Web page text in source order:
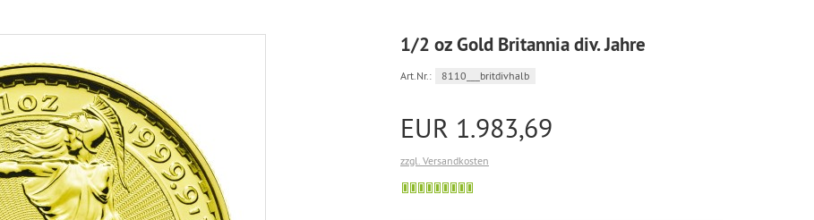
1/2 oz Gold Britannia div. Jahre
Art.Nr.: 8110___britdivhalb
EUR 1.983,69
zzgl. Versandkosten